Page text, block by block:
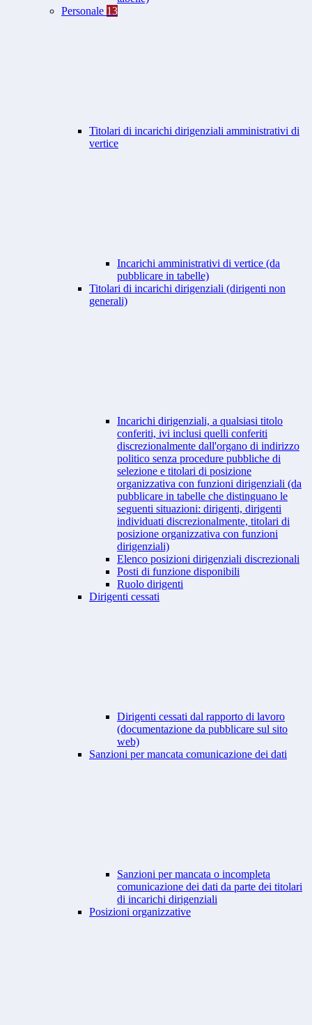
Personale 13
Titolari di incarichi dirigenziali amministrativi di
vertice
Incarichi amministrativi di vertice (da
pubblicare in tabelle)
Titolari di incarichi dirigenziali (dirigenti non
generali)
Incarichi dirigenziali, a qualsiasi titolo
conferiti, ivi inclusi quelli conferiti
discrezionalmente dall'organo di indirizzo
politico senza procedure pubbliche di
selezione e titolari di posizione
organizzativa con funzioni dirigenziali (da
pubblicare in tabelle che distinguano le
seguenti situazioni: dirigenti, dirigenti
individuati discrezionalmente, titolari di
posizione organizzativa con funzioni
dirigenziali)
Elenco posizioni dirigenziali discrezionali
Posti di funzione disponibili
Ruolo dirigenti
Dirigenti cessati
Dirigenti cessati dal rapporto di lavoro
(documentazione da pubblicare sul sito
web)
Sanzioni per mancata comunicazione dei dati
Sanzioni per mancata o incompleta
comunicazione dei dati da parte dei titolari
di incarichi dirigenziali
Posizioni organizzative